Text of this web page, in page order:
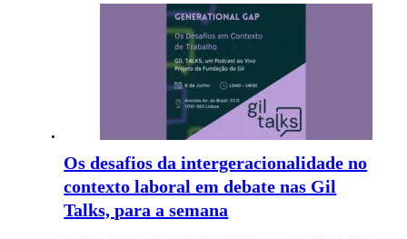
Os desafios da intergeracionalidade no
contexto laboral em debate nas Gil
Talks, para a semana